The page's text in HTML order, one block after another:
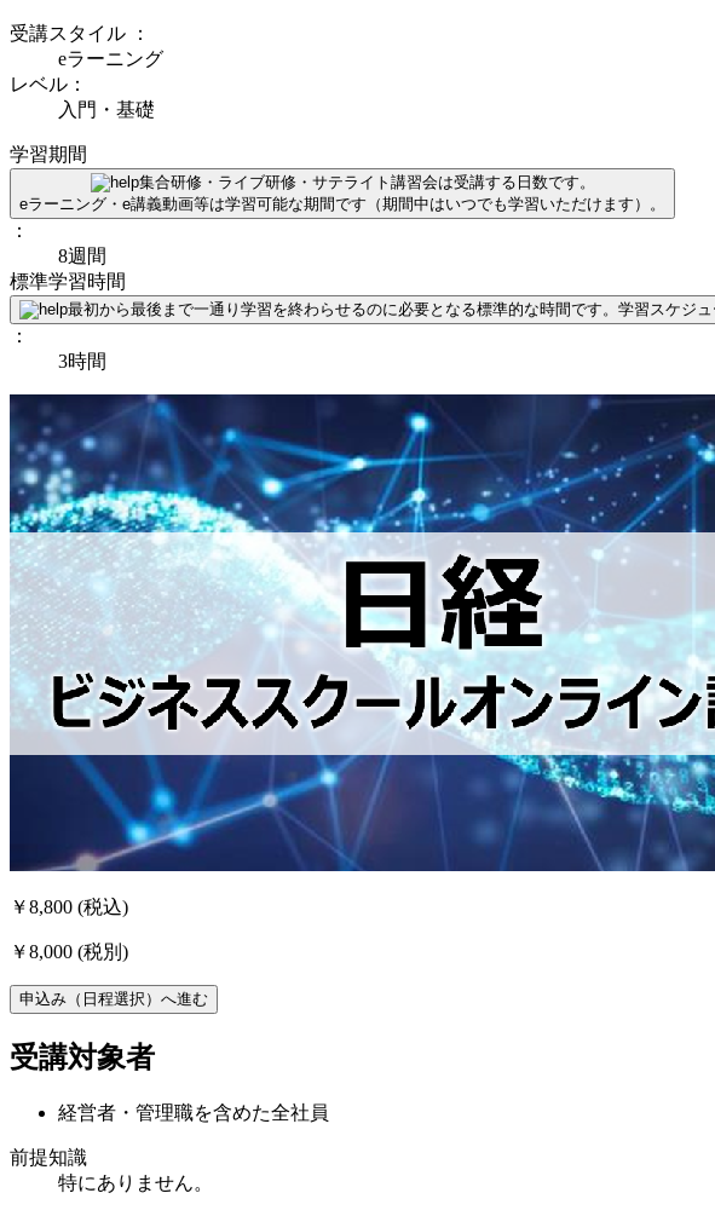
受講スタイル ：
eラーニング
レベル：
入門・基礎
学習期間
集合研修・ライブ研修・サテライト講習会は受講する日数です。
eラーニング・e講義動画等は学習可能な期間です（期間中はいつでも学習いただけます）。
：
8週間
標準学習時間
最初から最後まで一通り学習を終わらせるのに必要となる標準的な時間です。学習スケジュ
：
3時間
￥8,800 (税込)
￥8,000 (税別)
申込み（日程選択）へ進む
受講対象者
経営者・管理職を含めた全社員
前提知識
特にありません。